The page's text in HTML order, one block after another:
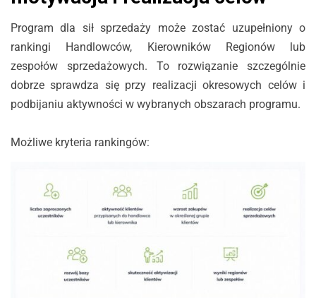
Program dla sił sprzedaży może zostać uzupełniony o
rankingi Handlowców, Kierowników Regionów lub
zespołów sprzedażowych. To rozwiązanie szczególnie
dobrze sprawdza się przy realizacji okresowych celów i
podbijaniu aktywności w wybranych obszarach programu.
Możliwe kryteria rankingów: